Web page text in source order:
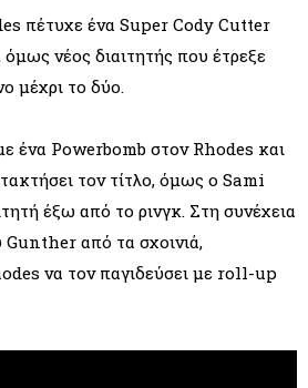
πέτυχε ένα Super Cody Cutter
νέος διαιτητής που έτρεξε
μέχρι το δύο.
ένα Powerbomb στον Rhodes και
τον τίτλο, όμως ο Sami
έξω από το ρινγκ. Στη συνέχεια
από τα σχοινιά,
να τον παγιδεύσει με roll-up